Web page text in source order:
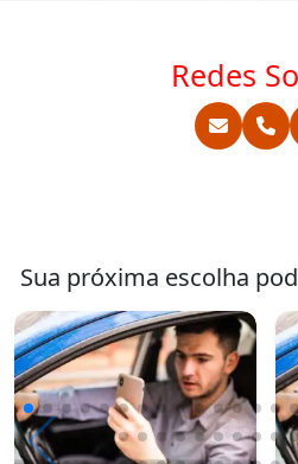
Redes
Sua próxima escolha